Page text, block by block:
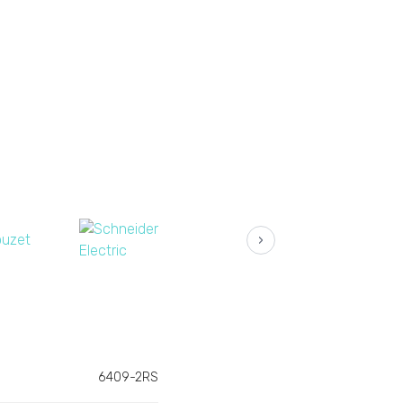
›
6409-2RS